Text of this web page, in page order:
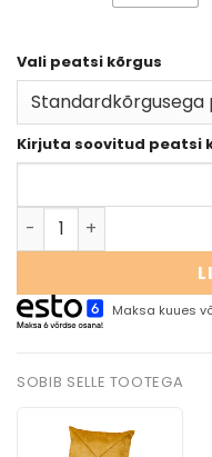
Vali peatsi kõrgus
Kirjuta soovitud peatsi
Maksa kuues
SOBIB SELLE TOOTEGA